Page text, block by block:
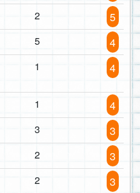
2 5
5 4
1 4
1 4
3 3
2 3
2 3